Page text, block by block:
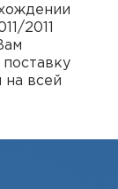
2011
на всей